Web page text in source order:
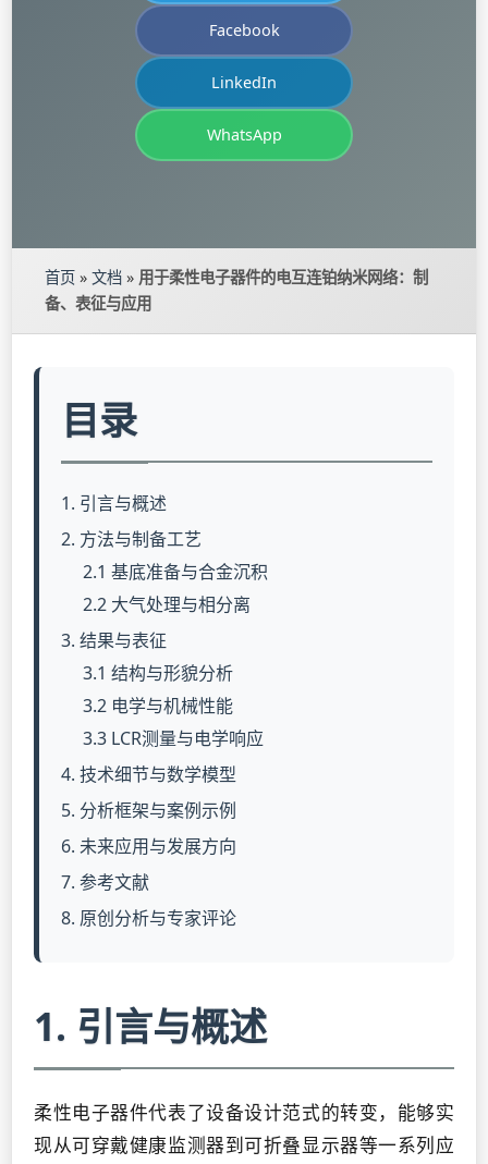
Facebook
LinkedIn
WhatsApp
首页 » 文档 » 用于柔性电子器件的电互连铂纳米网络：制
备、表征与应用
目录
1. 引言与概述
2. 方法与制备工艺
2.1 基底准备与合金沉积
2.2 大气处理与相分离
3. 结果与表征
3.1 结构与形貌分析
3.2 电学与机械性能
3.3 LCR测量与电学响应
4. 技术细节与数学模型
5. 分析框架与案例示例
6. 未来应用与发展方向
7. 参考文献
8. 原创分析与专家评论
1. 引言与概述
柔性电子器件代表了设备设计范式的转变，能够实
现从可穿戴健康监测器到可折叠显示器等一系列应